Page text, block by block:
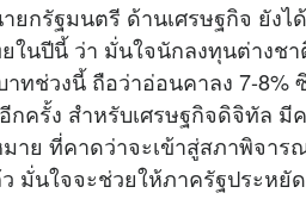
ยกรัฐมนตรี ด้านเศรษฐกิจ ยัง
ในปีนี้ ว่า มั่นใจนักลงทุนต่างช
ทช่วงนี้ ถือว่าอ่อนคาลง 7-8%
ครั้ง สำหรับเศรษฐกิจดิจิทัล มี
าย ที่คาดว่าจะเข้าสู่สภาพิจา
มั่นใจจะช่วยให้ภาครัฐประหยั